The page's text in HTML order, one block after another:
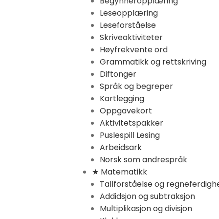
Leseopplæring
Leseforståelse
Skriveaktiviteter
Høyfrekvente ord
Grammatikk og rettskriving
Diftonger
Språk og begreper
Kartlegging
Oppgavekort
Aktivitetspakker
Puslespill Lesing
Arbeidsark
Norsk som andrespråk
★ Matematikk
Tallforståelse og
Addidsjon og subtraksjon
Multiplikasjon og divisjon